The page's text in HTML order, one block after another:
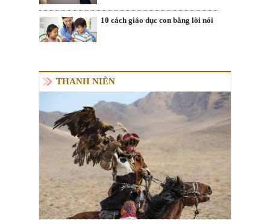
10 cách giáo dục con bằng lời nói
THANH NIÊN